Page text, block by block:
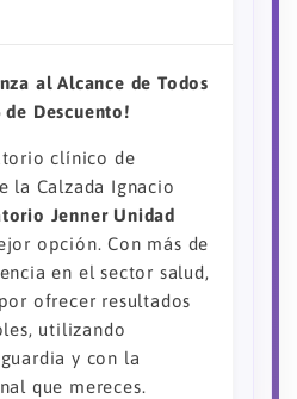
al Alcance de Todos
de Descuento!
clínico de
la Calzada Ignacio
Jenner Unidad
opción. Con más de
en el sector salud,
ofrecer resultados
utilizando
y con la
que mereces.